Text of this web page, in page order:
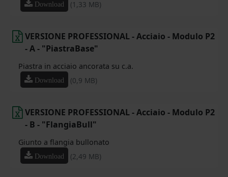
Download (1,33 MB)
VERSIONE PROFESSIONAL - Acciaio - Modulo P2
- A - "PiastraBase"
Piastra in acciaio ancorata su c.a.
Download (0,9 MB)
VERSIONE PROFESSIONAL - Acciaio - Modulo P2
- B - "FlangiaBull"
Giunto a flangia bullonato
Download (2,49 MB)